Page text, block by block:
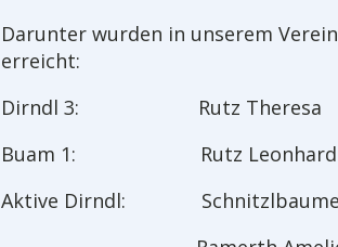
Darunter wurden in unserem
erreicht:
Dirndl 3: Rutz
Buam 1: Rutz
Aktive Dirndl: